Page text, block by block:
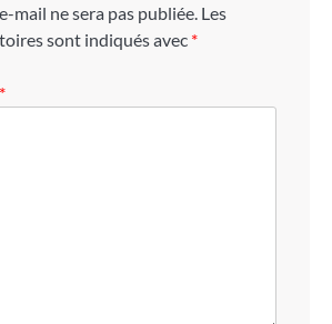
mail ne sera pas publiée. Les
sont indiqués avec *
*